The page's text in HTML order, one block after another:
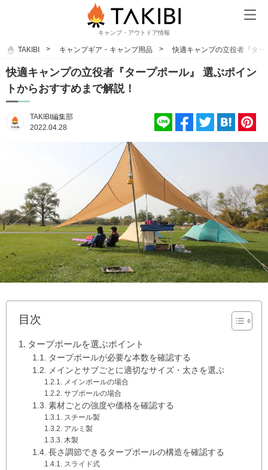
キャンプ・アウトドア情報
TAKIBI キャンプギア・キャンプ用品 快適キャンプの立役者『タ
快適キャンプの立役者『タープポール』 選ぶポイン
トからおすすめまで解説！
TAKIBI編集部
2022.04.28
目次
タープポールを選ぶポイント
タープポールが必要な本数を確認する
メインとサブごとに適切なサイズ・太さを選ぶ
メインポールの場合
サブポールの場合
素材ごとの強度や価格を確認する
スチール製
アルミ製
木製
長さ調節できるタープポールの構造を確認する
スライド式